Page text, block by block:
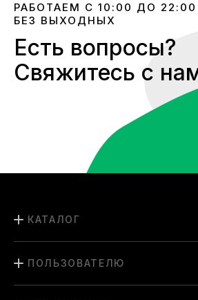
РАБОТАЕМ С 10:00 ДО 22:00
БЕЗ ВЫХОДНЫХ
Есть вопросы?
Свяжитесь с
КАТАЛОГ
ПОЛЬЗОВАТЕЛЮ